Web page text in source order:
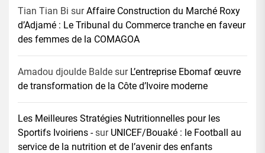
Tian Tian Bi surAffaire Construction du Marché Roxy
d’Adjamé : Le Tribunal du Commerce tranche en faveur
des femmes de la COMAGOA
Amadou djoulde Balde sur L’entreprise Ebomaf œuvre
de transformation de la Côte d’Ivoire moderne
Les Meilleures Stratégies Nutritionnelles pour les
Sportifs Ivoiriens -sur UNICEF/Bouaké : le Football au
service de la nutrition et de l’avenir des enfants